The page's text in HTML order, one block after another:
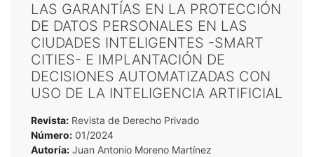
LAS GARANTÍAS EN LA PROTECCIÓN
DE DATOS PERSONALES EN LAS
CIUDADES INTELIGENTES -SMART
CITIES- E IMPLANTACIÓN DE
DECISIONES AUTOMATIZADAS CON
USO DE LA INTELIGENCIA ARTIFICIAL
Revista: Revista de Derecho Privado
Número: 01/2024
Autoría: Juan Antonio Moreno Martínez